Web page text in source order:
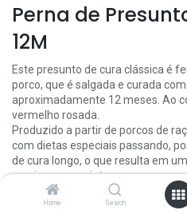
Home Search
Perna de
12M
Este presunto de cura clássica é
porco, que é salgada e curada
aproximadamente 12 meses. Ao
vermelho rosada.
Produzido a partir de porcos de
com dietas especiais passando,
de cura longo, o que resulta em
macia e aroma intenso.
103.50